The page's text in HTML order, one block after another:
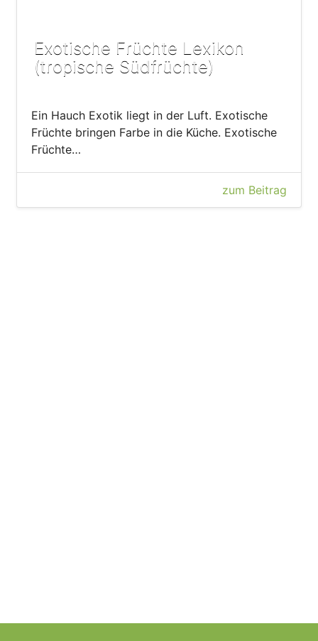
Exotische Früchte Lexikon
(tropische Südfrüchte)
Ein Hauch Exotik liegt in der Luft. Exotische
Früchte bringen Farbe in die Küche. Exotische
Früchte…
zum Beitrag